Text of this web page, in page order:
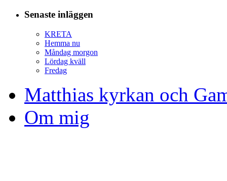
Senaste inläggen
KRETA
Hemma nu
Måndag morgon
Lördag kväll
Fredag
Matthias kyrkan och
Om mig